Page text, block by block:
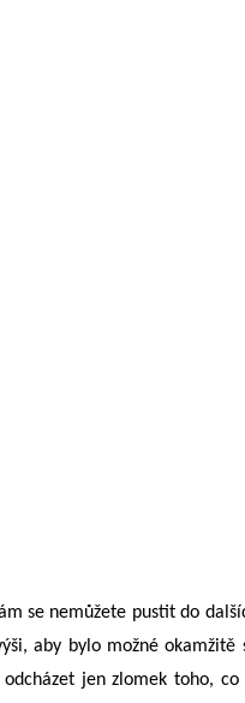
se nemůžete pustit do
aby bylo možné
jen zlomek toho,